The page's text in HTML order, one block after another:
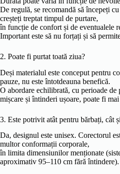
De regulă, se recomandă să începeți
creșteți treptat timpul de purtare,
în funcție de confort și de eventualele
Important este să nu forțați și să
2. Poate fi purtat toată ziua?
Deși materialul este conceput pentru
pauze, nu este întotdeauna benefică.
O abordare echilibrată, cu perioade de
mișcare și întinderi ușoare, poate fi
3. Este potrivit atât pentru bărbați, cât
Da, designul este unisex. Corectorul
multor conformații corporale,
în limita dimensiunilor menționate
aproximativ 95–110 cm fără întindere).